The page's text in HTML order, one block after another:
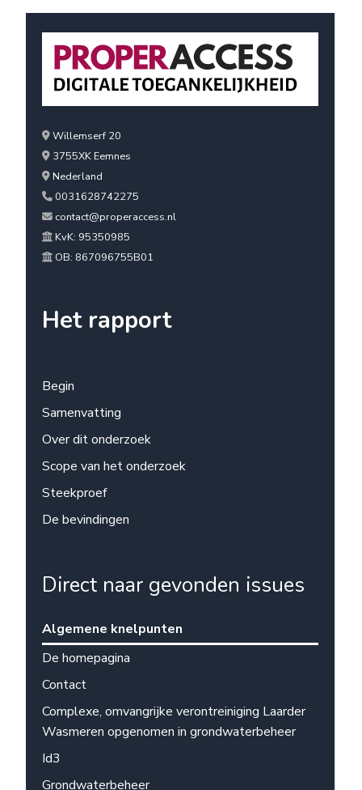
Willemserf 20
3755XK Eemnes
Nederland
0031628742275
contact@properaccess.nl
KvK: 95350985
OB: 867096755B01
Het rapport
Begin
Samenvatting
Over dit onderzoek
Scope van het onderzoek
Steekproef
De bevindingen
Direct naar gevonden issues
Algemene knelpunten
De homepagina
Contact
Complexe, omvangrijke verontreiniging Laarder
Wasmeren opgenomen in grondwaterbeheer
Id3
Grondwaterbeheer